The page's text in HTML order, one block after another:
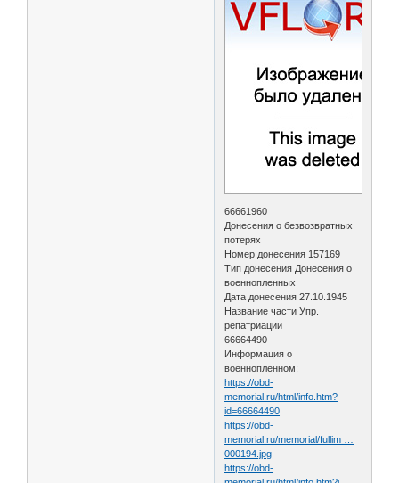
66661960
Донесения о безвозвратных
потерях
Номер донесения 157169
Тип донесения Донесения о
военнопленных
Дата донесения 27.10.1945
Название части Упр.
репатриации
66664490
Информация о
военнопленном:
https://obd-
memorial.ru/html/info.htm?
id=66664490
https://obd-
memorial.ru/memorial/fullim …
000194.jpg
https://obd-